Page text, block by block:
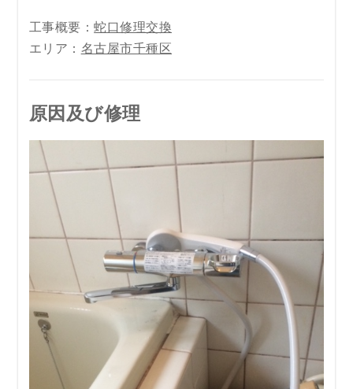
工事概要：蛇口修理交換
エリア： 名古屋市千種区
原因及び修理